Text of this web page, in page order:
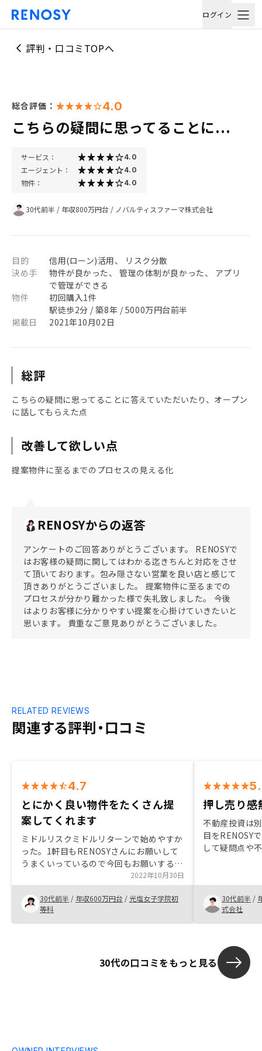
ログイン
評判・口コミTOPへ
総合評価： 4.0
こちらの疑問に思ってることに...
サービス： 4.0
エージェント： 4.0
物件： 4.0
30代前半 / 年収800万円台 / ノバルティスファーマ株式会社
目的
信用(ローン)活用、 リスク分散
決め手
物件が良かった、 管理の体制が良かった、 アプリ
で管理ができる
物件
初回購入1件
駅徒歩2分 / 築8年 / 5000万円台前半
掲載日
2021年10月02日
総評
こちらの疑問に思ってることに答えていただいたり、オープン
に話してもらえた点
改善して欲しい点
提案物件に至るまでのプロセスの見える化
RENOSYからの返答
アンケートのご回答ありがとうございます。 RENOSYで
はお客様の疑問に関してはわかる迄きちんと対応をさせ
て頂いております。包み隠さない営業を良い店と感じて
頂きありがとうございました。 提案物件に至るまでの
プロセスが分かり難かった様で失礼致しました。 今後
はよりお客様に分かりやすい提案を心掛けていきたいと
思います。 貴重なご意見ありがとうございました。
関連する評判・口コミ
RELATED REVIEWS
4.7
とにかく良い物件をたくさん提
案してくれます
ミドルリスクミドルリターンで始めやすか
った。1軒目もRENOSYさんにお願いして
うまくいっているので今回もお願いするこ
とにした。立地や築年数、総戸数などの、
希望する条件を細かめに伝えていました
が、それらをほとんど網羅する良い物件を
提案してくれるので良いと思う。
2022年10月30日
30代前半 / 年収600万円台 / 光塩女子学院初
等科
押し売り感
不動産投資は
目をRENOSY
して疑問点や
RENOSYの過
入居率を維持
いたので、正
たかったと思
で、また3件
で購入したい
30代前半 /
式会社
30代の口コミをもっと見る